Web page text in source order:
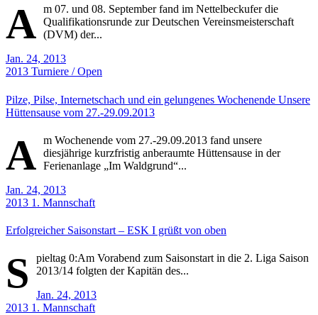
A m 07. und 08. September fand im Nettelbeckufer die
Qualifikationsrunde zur Deutschen Vereinsmeisterschaft
(DVM) der...
Jan. 24, 2013
2013 Turniere / Open
Pilze, Pilse, Internetschach und ein gelungenes Wochenende Unsere
Hüttensause vom 27.-29.09.2013
A m Wochenende vom 27.-29.09.2013 fand unsere
diesjährige kurzfristig anberaumte Hüttensause in der
Ferienanlage „Im Waldgrund“...
Jan. 24, 2013
2013 1. Mannschaft
Erfolgreicher Saisonstart – ESK I grüßt von oben
S
pieltag 0:Am Vorabend zum Saisonstart in die 2. Liga Saison
2013/14 folgten der Kapitän des...
Jan. 24, 2013
2013 1. Mannschaft